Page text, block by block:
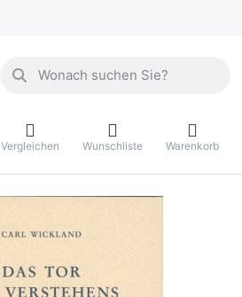
Geben Sie einen Suchbegriff ein.
Vergleichen Wunschliste Warenkorb